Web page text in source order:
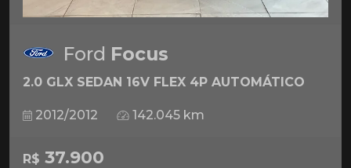
Ford Focus
2.0 GLX SEDAN 16V FLEX 4P AUTOMÁTICO
2012/2012 142.045 km
R$ 37.900